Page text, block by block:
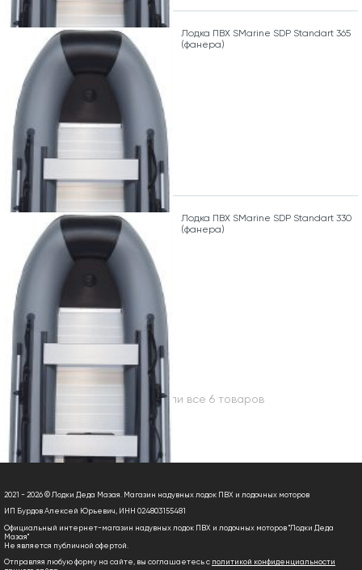
Лодка ПВХ SMarine SDP Standart 365
(фанера)
Лодка ПВХ SMarine SDP Standart 330
(фанера)
Вы посмотрели все 6 товаров
2021 - 2026 © Лодки Деда Мазая. Магазин надувных лодок ПВХ и лодочных моторов
ИП Бурдов Алексей Юрьевич, ИНН 024803155481
Официальный интернет-магазин надувных лодок ПВХ и лодочных моторов "Лодки Деда
Мазая"
Не является публичной офертой.
Отправляя любую форму на сайте, вы соглашаетесь с политикой конфиденциальности